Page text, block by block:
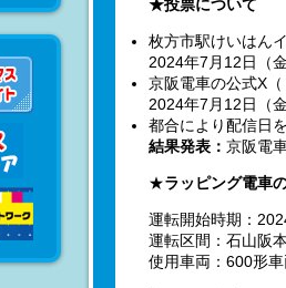
★投票について
枚方市駅けいはん
2024年7月12日（
京阪電車の公式X
2024年7月12日（
都合により配信日
結果発表： 京阪電
★ラッピング電車
運転開始時期：
運転区間：石山阪
使用車両：600形